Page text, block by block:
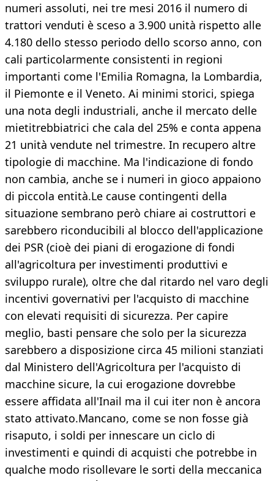
numeri assoluti, nei tre mesi 2016 il numero di
trattori venduti è sceso a 3.900 unità rispetto alle
4.180 dello stesso periodo dello scorso anno, con
cali particolarmente consistenti in regioni
importanti come l'Emilia Romagna, la Lombardia,
il Piemonte e il Veneto. Ai minimi storici, spiega
una nota degli industriali, anche il mercato delle
mietitrebbiatrici che cala del 25% e conta appena
21 unità vendute nel trimestre. In recupero altre
tipologie di macchine. Ma l'indicazione di fondo
non cambia, anche se i numeri in gioco appaiono
di piccola entità.Le cause contingenti della
situazione sembrano però chiare ai costruttori e
sarebbero riconducibili al blocco dell'applicazione
dei PSR (cioè dei piani di erogazione di fondi
all'agricoltura per investimenti produttivi e
sviluppo rurale), oltre che dal ritardo nel varo degli
incentivi governativi per l'acquisto di macchine
con elevati requisiti di sicurezza. Per capire
meglio, basti pensare che solo per la sicurezza
sarebbero a disposizione circa 45 milioni stanziati
dal Ministero dell'Agricoltura per l'acquisto di
macchine sicure, la cui erogazione dovrebbe
essere affidata all'Inail ma il cui iter non è ancora
stato attivato.Mancano, come se non fosse già
risaputo, i soldi per innescare un ciclo di
investimenti e quindi di acquisti che potrebbe in
qualche modo risollevare le sorti della meccanica